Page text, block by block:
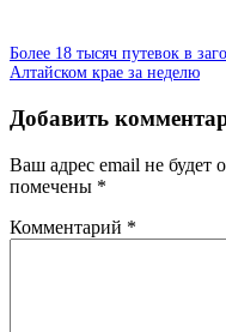
Более 18 тысяч путевок в
Алтайском крае за неделю
Добавить
Ваш адрес email не будет
помечены *
Комментарий *